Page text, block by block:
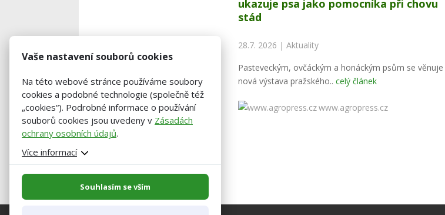
ukazuje psa jako pomocníka při chovu
stád
28.7. 2026 | Aktuality
Pasteveckým, ovčáckým a honáckým psům se věnuje
nová výstava pražského.. celý článek
www.agropress.cz
Vaše nastavení souborů cookies
Na této webové stránce používáme soubory
cookies a podobné technologie (společně též
„cookies“). Podrobné informace o používání
souborů cookies jsou uvedeny v Zásadách
ochrany osobních údajů.
Více informací
Souhlasím se vším